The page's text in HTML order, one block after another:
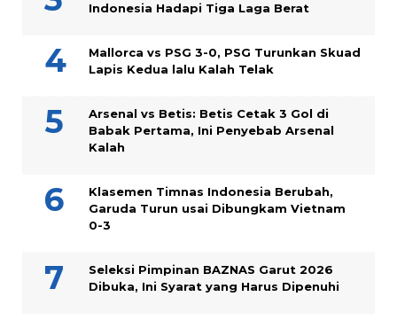
Indonesia Hadapi Tiga Laga Berat
Mallorca vs PSG 3-0, PSG Turunkan Skuad
Lapis Kedua lalu Kalah Telak
Arsenal vs Betis: Betis Cetak 3 Gol di
Babak Pertama, Ini Penyebab Arsenal
Kalah
Klasemen Timnas Indonesia Berubah,
Garuda Turun usai Dibungkam Vietnam
0-3
Seleksi Pimpinan BAZNAS Garut 2026
Dibuka, Ini Syarat yang Harus Dipenuhi